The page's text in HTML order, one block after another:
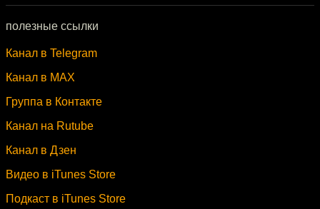
полезные ссылки
Канал в Telegram
Канал в MAX
Группа в Контакте
Канал на Rutube
Канал в Дзен
Видео в iTunes Store
Подкаст в iTunes Store